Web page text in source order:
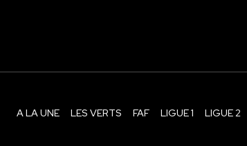
A LA UNE LES VERTS FAF LIGUE 1 LIGUE 2